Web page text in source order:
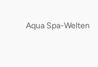
Aqua Spa-Welten